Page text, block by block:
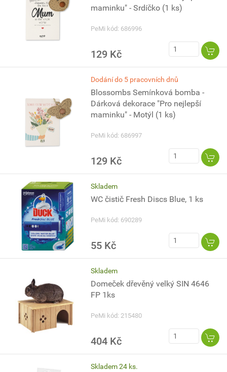
maminku" - Srdíčko (1 ks)
PeMi kód: 686996
129 Kč
Dodání do 5 pracovních dnů
Blossombs Semínková bomba -
Dárková dekorace "Pro nejlepší
maminku" - Motýl (1 ks)
PeMi kód: 686997
129 Kč
Skladem
WC čistič Fresh Discs Blue, 1 ks
PeMi kód: 690289
55 Kč
Skladem
Domeček dřevěný velký SIN 4646
FP 1ks
PeMi kód: 215480
404 Kč
Skladem 24 ks.